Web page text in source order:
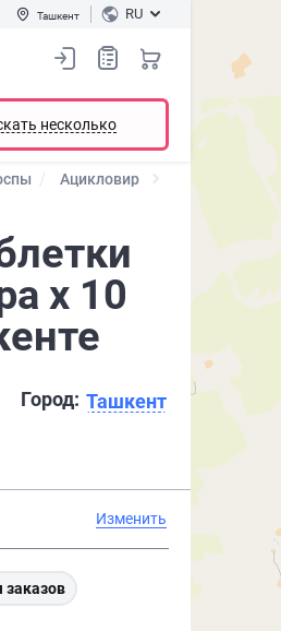
Ташкент RU
несколько
Ацикловир
х 10
Город: Ташкент
Изменить
заказов